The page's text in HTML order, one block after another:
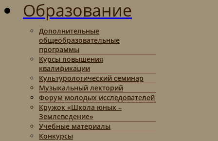
Образование
Дополнительные
общеобразовательные
программы
Курсы повышения
квалификации
Культурологический семинар
Музыкальный лекторий
Форум молодых исследователей
Кружок «Школа юных –
Землеведение»
Учебные материалы
Конкурсы